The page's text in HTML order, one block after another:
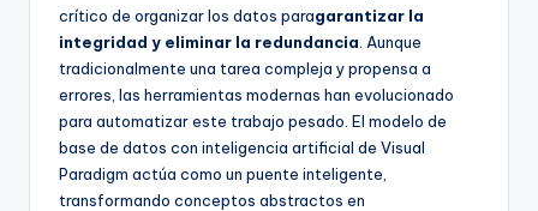
it
crítico de organizar los datos paragarantizar la
integridad y eliminar la redundancia . Aunque
tradicionalmente una tarea compleja y propensa a
errores, las herramientas modernas han evolucionado
para automatizar este trabajo pesado. El modelo de
base de datos con inteligencia artificial de Visual
Paradigm actúa como un puente inteligente,
transformando conceptos abstractos en